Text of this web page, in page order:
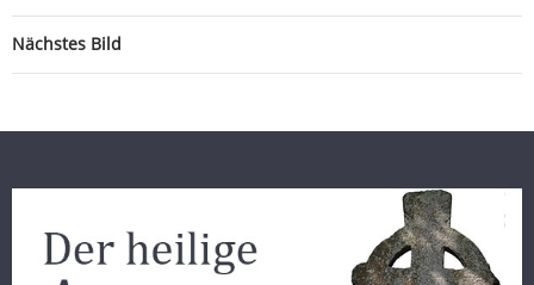
Nächstes Bild